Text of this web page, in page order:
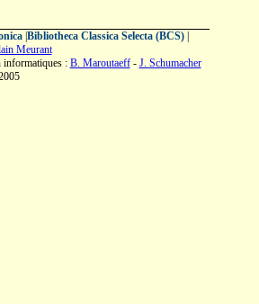
| Bibliotheca Classica Selecta (BCS)|
Meurant
informatiques : B. Maroutaeff- J. Schumacher